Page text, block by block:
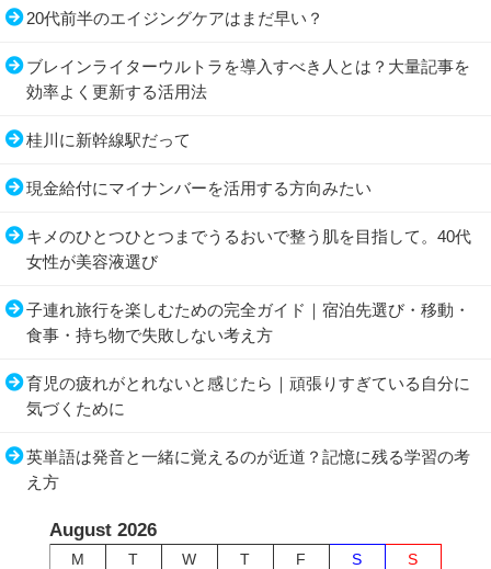
20代前半のエイジングケアはまだ早い？
ブレインライターウルトラを導入すべき人とは？大量記事を
効率よく更新する活用法
桂川に新幹線駅だって
現金給付にマイナンバーを活用する方向みたい
キメのひとつひとつまでうるおいで整う肌を目指して。40代
女性が美容液選び
子連れ旅行を楽しむための完全ガイド｜宿泊先選び・移動・
食事・持ち物で失敗しない考え方
育児の疲れがとれないと感じたら｜頑張りすぎている自分に
気づくために
英単語は発音と一緒に覚えるのが近道？記憶に残る学習の考
え方
August 2026
M T W T F S
S